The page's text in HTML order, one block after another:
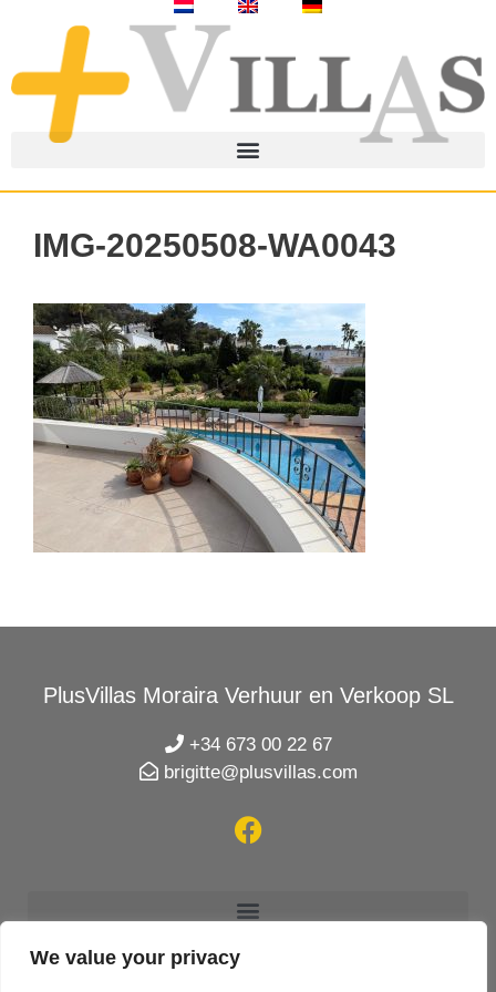
We value your privacy
IMG-20250508-WA0043
PlusVillas Moraira Verhuur en Verkoop SL
+34 673 00 22 67
brigitte@plusvillas.com